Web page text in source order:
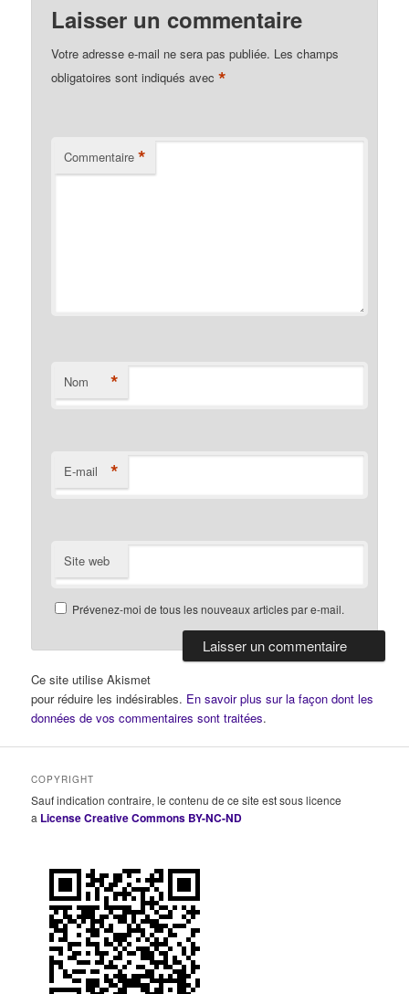
Laisser un commentaire
Votre adresse e-mail ne sera pas publiée. Les champs
obligatoires sont indiqués avec*
Commentaire *
Nom *
E-mail *
Site web
Prévenez-moi de tous les nouveaux articles par e-mail.
Ce site utilise Akismet
pour réduire les indésirables. En savoir plus sur la façon dont les
données de vos commentaires sont traitées.
COPYRIGHT
Sauf indication contraire, le contenu de ce site est sous licence
a License Creative Commons BY-NC-ND